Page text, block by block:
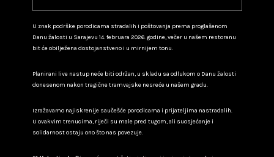
U znak podrške porodicama stradalih i poštovanja prema proglašenom
Danu žalosti u Sarajevu 14. februara 2026. godine, večer u našem restoranu
bit će obilježena dostojanstveno i u mirnijem tonu.
Planirani live nastup neće biti održan, u skladu sa odlukom o Danu žalosti
donesenom nakon tragične tramvajske nesreće u našem gradu.
Izražavamo najiskrenije saučešće porodicama i prijateljima nastradalih.
U ovakvim trenucima, riječi su male pred tugom, ali suosjećanje i
solidarnost ostaju ono što nas povezuje.